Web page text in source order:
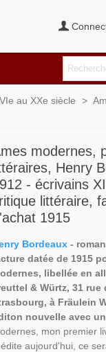
au XXe siècle >
modernes,
Henry
- écrivains
littéraire,
1915
Bordeaux-
datée de 1915
libellée en
& Würtz, 31 rue
à Fräulein
nouvelle avec
mon premier
aujourd'hui, ce